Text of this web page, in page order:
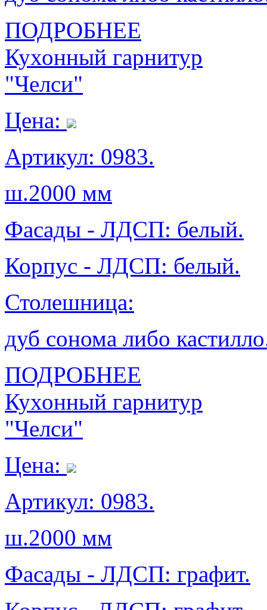
ПОДРОБНЕЕ
Кухонный гарнитур
"Челси"
Цена:
Артикул: 0983.
ш.2000 мм
Фасады - ЛДСП: белый.
Корпус - ЛДСП: белый.
Столешница:
дуб сонома либо
ПОДРОБНЕЕ
Кухонный гарнитур
"Челси"
Цена:
Артикул: 0983.
ш.2000 мм
Фасады - ЛДСП: графит.